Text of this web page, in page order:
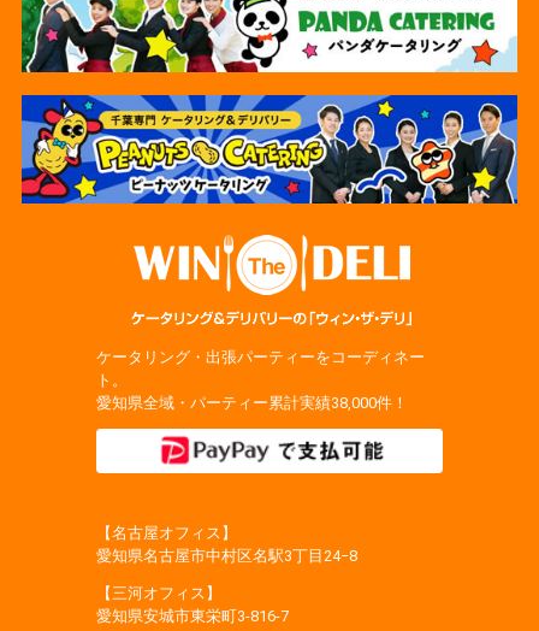
ケータリング・出張パーティーをコーディネー
ト。
愛知県全域・パーティー累計実績38,000件！
【名古屋オフィス】
愛知県名古屋市中村区名駅3丁目24−8
【三河オフィス】
愛知県安城市東栄町3‐816‐7